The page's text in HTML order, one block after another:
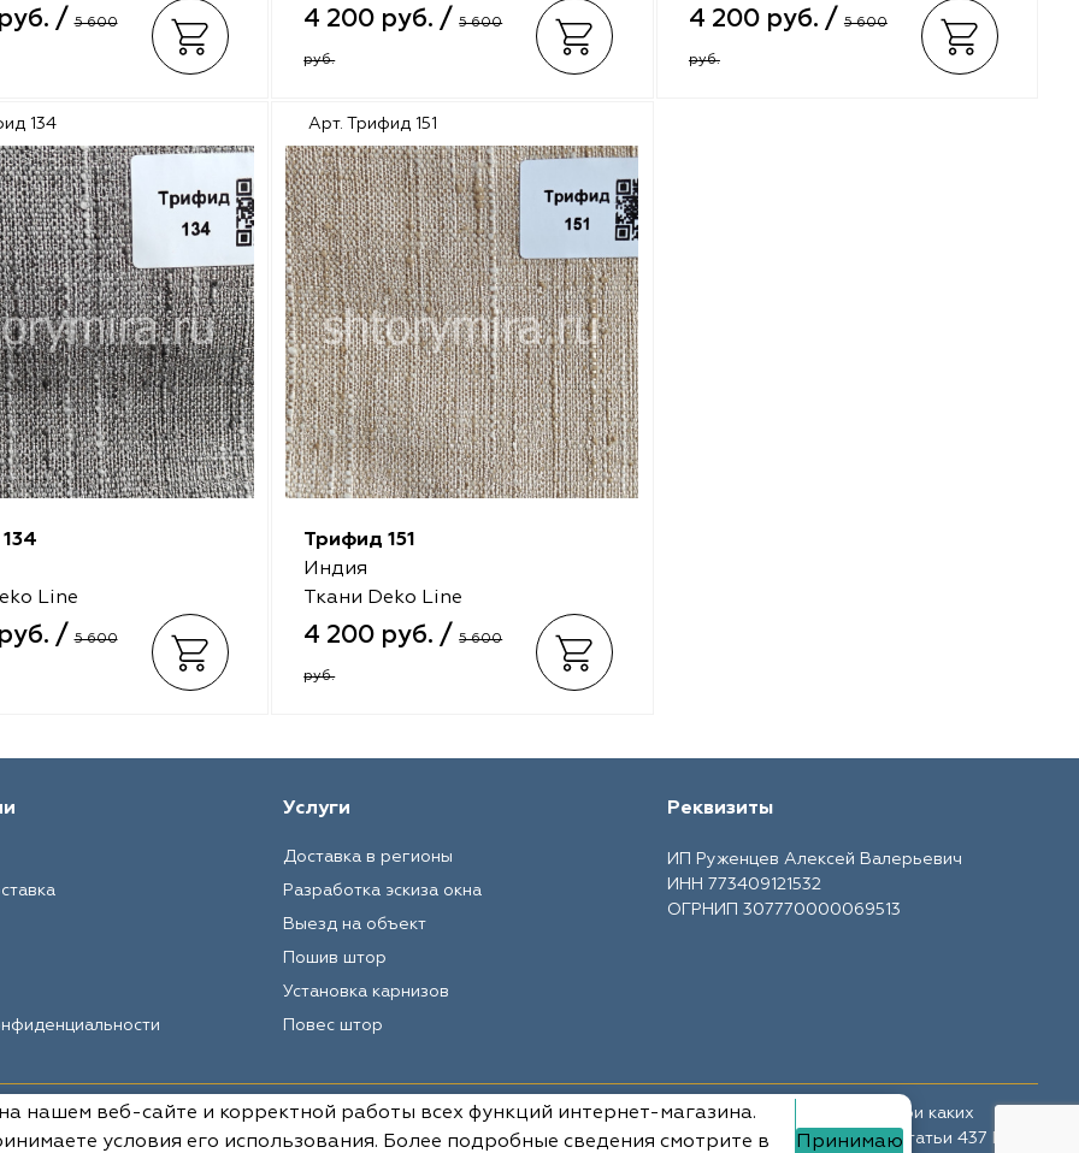
нашем веб-сайте и корректной работы всех функций интернет-магазина.
условия его использования. Более подробные сведения смотрите в
Принимаю
/5 600 4 200 руб. /5 600
руб.
4 200 руб. / 5 600
руб.
134
Line
/5 600
Арт. Трифид 151
Трифид 151
Индия
Ткани Deko Line
4 200 руб. /5 600
руб.
Услуги
Доставка в регионы
Разработка эскиза окна
Выезд на объект
Пошив штор
Установка карнизов
Повес штор
Реквизиты
ИП Руженцев Алексей Валерьевич
ИНН 773409121532
ОГРНИП 307770000069513
Вся информация на данном сайте носит ознакомительный характер и ни при каких
условиях не является публичной офертой, определяемой положениями Статьи 437 ГК